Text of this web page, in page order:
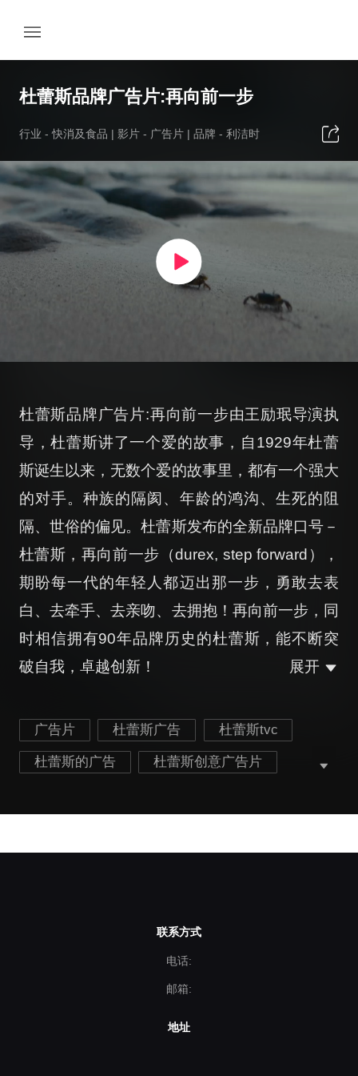
杜蕾斯品牌广告片:再向前一步
行业 -快消及食品 | 影片 - 广告片 | 品牌 - 利洁时
杜蕾斯品牌广告片:再向前一步由王励珉导演执
导，杜蕾斯讲了一个爱的故事，自1929年杜蕾
斯诞生以来，无数个爱的故事里，都有一个强大
的对手。种族的隔阂、年龄的鸿沟、生死的阻
隔、世俗的偏见。杜蕾斯发布的全新品牌口号－
杜蕾斯，再向前一步（durex, step forward），
期盼每一代的年轻人都迈出那一步，勇敢去表
白、去牵手、去亲吻、去拥抱！再向前一步，同
时相信拥有90年品牌历史的杜蕾斯，能不断突
破自我，卓越创新！
展开
广告片 杜蕾斯广告 杜蕾斯tvc
杜蕾斯的广告 杜蕾斯创意广告片
联系方式
电话:
邮箱:
地址